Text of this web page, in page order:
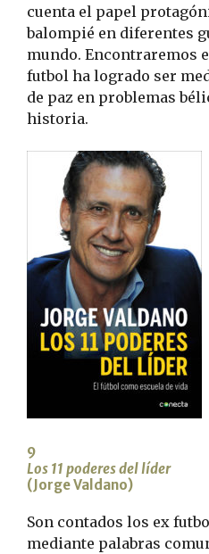
cuenta el papel
balompié en diferentes
mundo. Encontraremos
futbol ha logrado ser
de paz en problemas
historia.
9
Los 11 poderes del líder
(Jorge Valdano)
Son contados los ex
mediante palabras